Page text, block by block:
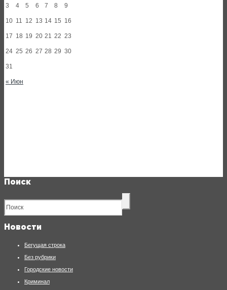
« Июн
3 4 5 6 7 8 9
10 11 12 13 14 15 16
17 18 19 20 21 22 23
24 25 26 27 28 29 30
31
Поиск
Новости
Бегущая строка
Без рубрики
Городские новости
Криминал